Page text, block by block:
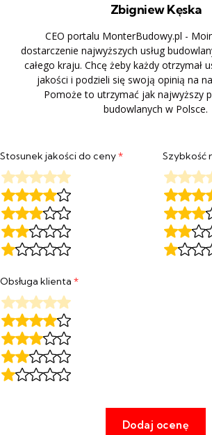
Zbigniew Kęska
CEO portalu MonterBudowy.pl -
dostarczenie najwyższych usług
całego kraju. Chcę żeby każdy otrzymał
jakości i podzieli się swoją opinią na
Pomoże to utrzymać jak najwyższy
budowlanych w Polsce.
Stosunek jakości do ceny* Szybkość
Obsługa klienta *